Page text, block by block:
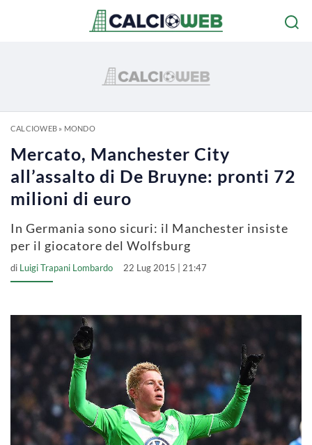
CALCIOWEB» MONDO
Mercato, Manchester City
all’assalto di De Bruyne: pronti 72
milioni di euro
In Germania sono sicuri: il Manchester insiste
per il giocatore del Wolfsburg
di Luigi Trapani Lombardo 22 Lug 2015 | 21:47